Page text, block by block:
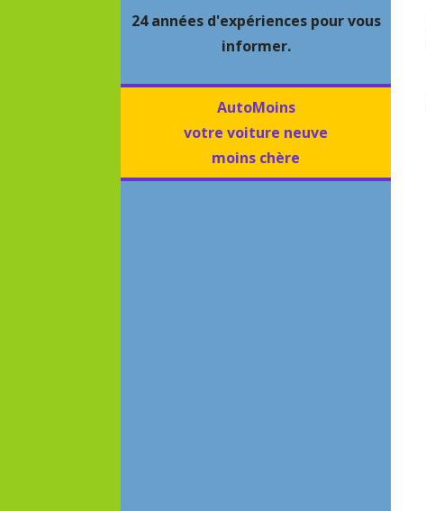
24 années d'expériences pour vous
informer.
AutoMoins
votre voiture neuve
moins chère